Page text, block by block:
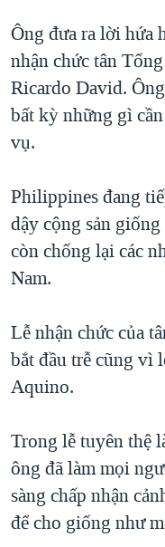
Đi
"Tìm"
VẠCH TRẦN TIN GIẢ
NGƯỜI VIỆT HẢI
SỨC KHOẺ
VĂN HOÁ
CHIẾN TRANH
TẠI
HÀNH TRÌNH BẦU
MỘT NĂM CHIẾN
NGÀY TỊ NẠN THẾ
TRỊNH VĨNH BÌNH -
GROUND ZERO –
CHI PHÍ CHIẾN
THƯỢNG ĐỈNH
TRỊNH VĨNH BÌNH
BÊN KIA QUỐC LỘ:
QUAN HỆ VIỆT MỸ
HỌC TIẾNG ANH
VIDEO
NGHE
MẠNG XÃ HỘI
Ngôn ngữ khác
Ông đưa ra lời hứa
nhận chức tân
Ricardo David.
bất kỳ những gì
vụ.
Philippines đang
dậy cộng sản
còn chống lại các
Nam.
Lễ nhận chức của
bắt đầu trễ cũng vì
Aquino.
Trong lễ tuyên thệ
ông đã làm mọi
sàng chấp nhận
để cho giống như